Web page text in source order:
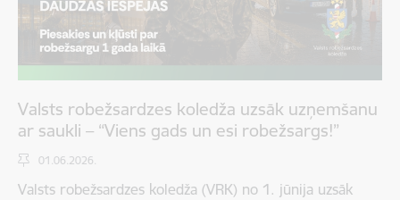
Valsts robežsardzes koledža uzsāk uzņemšanu
ar saukli – “Viens gads un esi robežsargs!”
01.06.2026.
Valsts robežsardzes koledža (VRK) no 1. jūnija uzsāk